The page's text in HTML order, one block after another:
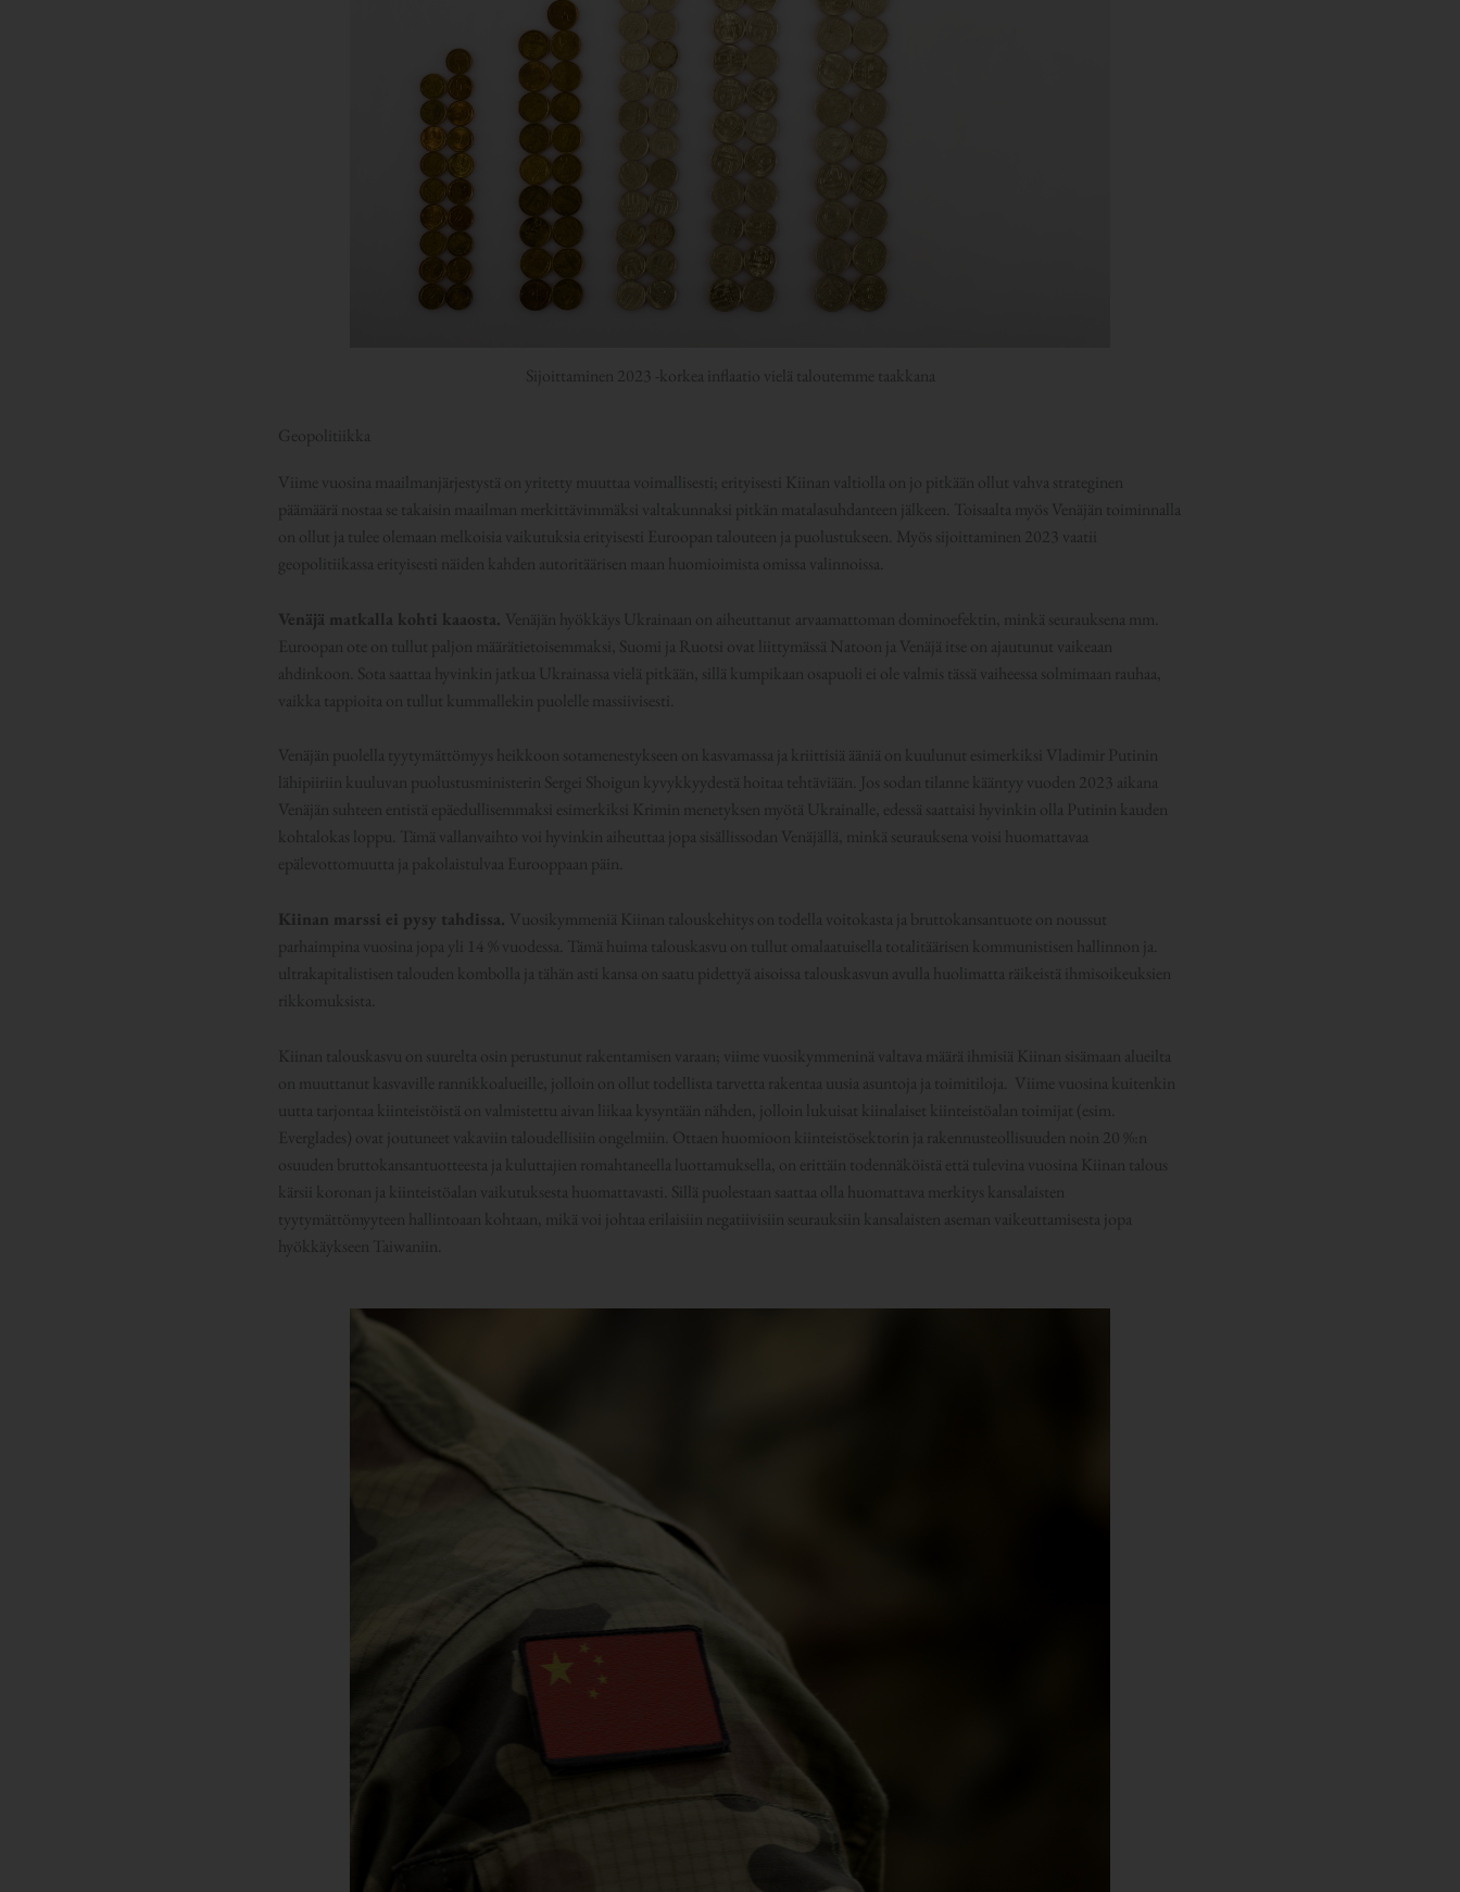
Sijoittaminen 2023 -korkea inflaatio vielä taloutemme taakkana
Geopolitiikka
Viime vuosina maailmanjärjestystä on yritetty muuttaa voimallisesti; erityisesti Kiinan valtiolla on jo pitkään ollut vahva strateginen
päämäärä nostaa se takaisin maailman merkittävimmäksi valtakunnaksi pitkän matalasuhdanteen jälkeen. Toisaalta myös Venäjän toiminnalla
on ollut ja tulee olemaan melkoisia vaikutuksia erityisesti Euroopan talouteen ja puolustukseen. Myös sijoittaminen 2023 vaatii
geopolitiikassa erityisesti näiden kahden autoritäärisen maan huomioimista omissa valinnoissa.
Venäjä matkalla kohti kaaosta. Venäjän hyökkäys Ukrainaan on aiheuttanut arvaamattoman dominoefektin, minkä seurauksena mm.
Euroopan ote on tullut paljon määrätietoisemmaksi, Suomi ja Ruotsi ovat liittymässä Natoon ja Venäjä itse on ajautunut vaikeaan
ahdinkoon. Sota saattaa hyvinkin jatkua Ukrainassa vielä pitkään, sillä kumpikaan osapuoli ei ole valmis tässä vaiheessa solmimaan rauhaa,
vaikka tappioita on tullut kummallekin puolelle massiivisesti.
Venäjän puolella tyytymättömyys heikkoon sotamenestykseen on kasvamassa ja kriittisiä ääniä on kuulunut esimerkiksi Vladimir Putinin
lähipiiriin kuuluvan puolustusministerin Sergei Shoigun kyvykkyydestä hoitaa tehtäviään. Jos sodan tilanne kääntyy vuoden 2023 aikana
Venäjän suhteen entistä epäedullisemmaksi esimerkiksi Krimin menetyksen myötä Ukrainalle, edessä saattaisi hyvinkin olla Putinin kauden
kohtalokas loppu. Tämä vallanvaihto voi hyvinkin aiheuttaa jopa sisällissodan Venäjällä, minkä seurauksena voisi huomattavaa
epälevottomuutta ja pakolaistulvaa Eurooppaan päin.
Kiinan marssi ei pysy tahdissa. Vuosikymmeniä Kiinan talouskehitys on todella voitokasta ja bruttokansantuote on noussut
parhaimpina vuosina jopa yli 14 % vuodessa. Tämä huima talouskasvu on tullut omalaatuisella totalitäärisen kommunistisen hallinnon ja.
ultrakapitalistisen talouden kombolla ja tähän asti kansa on saatu pidettyä aisoissa talouskasvun avulla huolimatta räikeistä ihmisoikeuksien
rikkomuksista.
Kiinan talouskasvu on suurelta osin perustunut rakentamisen varaan; viime vuosikymmeninä valtava määrä ihmisiä Kiinan sisämaan alueilta
on muuttanut kasvaville rannikkoalueille, jolloin on ollut todellista tarvetta rakentaa uusia asuntoja ja toimitiloja. Viime vuosina kuitenkin
uutta tarjontaa kiinteistöistä on valmistettu aivan liikaa kysyntään nähden, jolloin lukuisat kiinalaiset kiinteistöalan toimijat (esim.
Everglades) ovat joutuneet vakaviin taloudellisiin ongelmiin. Ottaen huomioon kiinteistösektorin ja rakennusteollisuuden noin 20 %:n
osuuden bruttokansantuotteesta ja kuluttajien romahtaneella luottamuksella, on erittäin todennäköistä että tulevina vuosina Kiinan talous
kärsii koronan ja kiinteistöalan vaikutuksesta huomattavasti. Sillä puolestaan saattaa olla huomattava merkitys kansalaisten
tyytymättömyyteen hallintoaan kohtaan, mikä voi johtaa erilaisiin negatiivisiin seurauksiin kansalaisten aseman vaikeuttamisesta jopa
hyökkäykseen Taiwaniin.